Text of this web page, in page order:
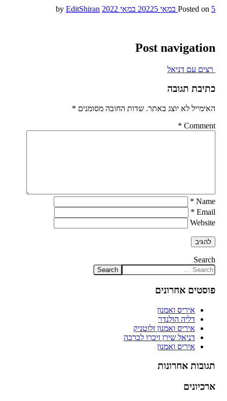
Posted on 5 במאי 2022 5 במאי 2022 EditShiran
Post navigation
רצים עם דניאל
כתיבת תגובה
האימייל לא יוצג באתר. שדות החובה מסומנים *
Comment
*
Name
*
Email
*
Website
Search
פוסטים אחרונים
איריס ואמנון
דליה הולנדר
איריס ואמנון זלוטניק
דניאל שירן זיכרו לברכה
איריס ואמנון
תגובות אחרונות
ארכיונים